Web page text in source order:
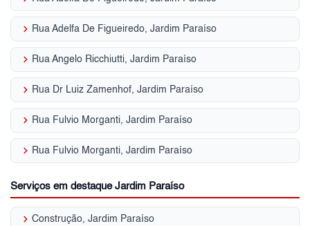
keyboard_arrow_right Rua Adelfa De Figueiredo, Jardim Paraíso
keyboard_arrow_right Rua Angelo Ricchiutti, Jardim Paraíso
keyboard_arrow_right Rua Dr Luiz Zamenhof, Jardim Paraíso
keyboard_arrow_right Rua Fulvio Morganti, Jardim Paraíso
keyboard_arrow_right Rua Fulvio Morganti, Jardim Paraíso
Serviços em destaque Jardim Paraíso
keyboard_arrow_right Construção, Jardim Paraíso